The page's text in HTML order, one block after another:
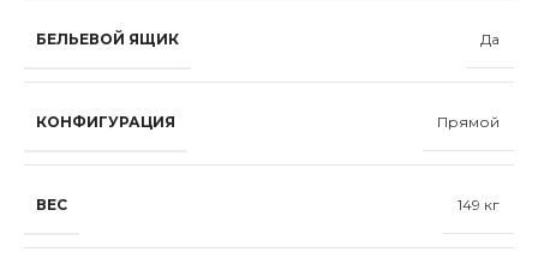
БЕЛЬЕВОЙ ЯЩИК Да
КОНФИГУРАЦИЯ Прямой
ВЕС 149 кг